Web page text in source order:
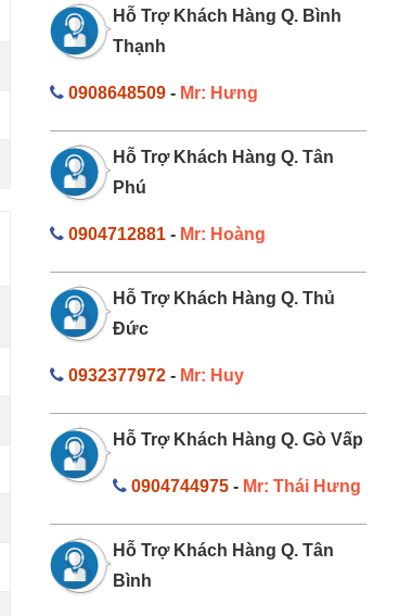
Hỗ Trợ Khách Hàng Q. Bình
Thạnh
0908648509- Mr: Hưng
Hỗ Trợ Khách Hàng Q. Tân
Phú
0904712881- Mr: Hoàng
Hỗ Trợ Khách Hàng Q. Thủ
Đức
0932377972- Mr: Huy
Hỗ Trợ Khách Hàng Q. Gò Vấp
0904744975 - Mr: Thái Hưng
Hỗ Trợ Khách Hàng Q. Tân
Bình